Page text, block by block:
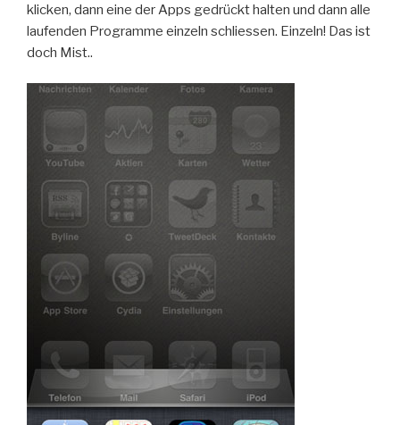
klicken, dann eine der Apps gedrückt halten und dann alle
laufenden Programme einzeln schliessen. Einzeln! Das ist
doch Mist..